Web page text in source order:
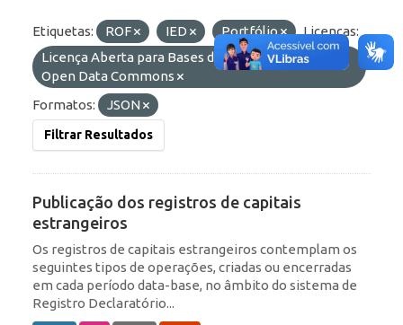
Etiquetas: ROF IED Portfólio
Licenças:
Licença Aberta para Bases de Dados (ODbL) do
Open Data Commons
Formatos:
JSON
Filtrar Resultados
Publicação dos registros de capitais
estrangeiros
Os registros de capitais estrangeiros contemplam os
seguintes tipos de operações, criadas ou encerradas
em cada período data-base, no âmbito do sistema de
Registro Declaratório...